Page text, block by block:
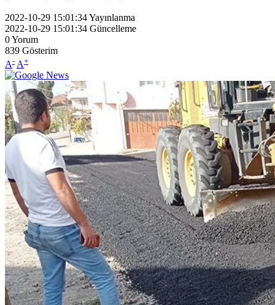
2022-10-29 15:01:34Yayınlanma
2022-10-29 15:01:34 Güncelleme
0Yorum
839 Gösterim
A- A+